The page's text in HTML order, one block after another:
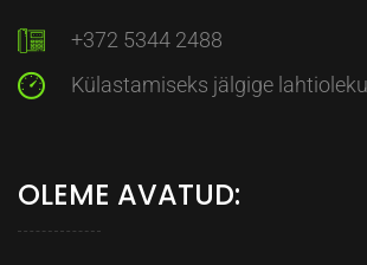
+372 5344 2488
Külastamiseks jälgige
OLEME AVATUD: